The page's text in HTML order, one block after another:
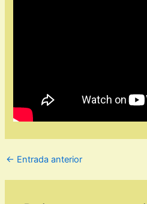
← Entrada anterior